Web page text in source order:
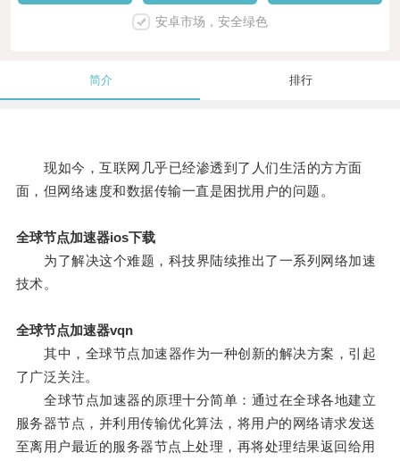
安卓市场，安全绿色
简介 排行
现如今，互联网几乎已经渗透到了人们生活的方方面
面，但网络速度和数据传输一直是困扰用户的问题。
全球节点加速器ios下载
为了解决这个难题，科技界陆续推出了一系列网络加速
技术。
全球节点加速器vqn
其中，全球节点加速器作为一种创新的解决方案，引起
了广泛关注。
全球节点加速器的原理十分简单：通过在全球各地建立
服务器节点，并利用传输优化算法，将用户的网络请求发送
至离用户最近的服务器节点上处理，再将处理结果返回给用